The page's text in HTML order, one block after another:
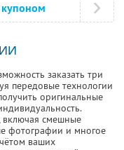
купоном
заказать три
передовые технологии
оригинальные
включая смешные
фотографии и многое
ваших